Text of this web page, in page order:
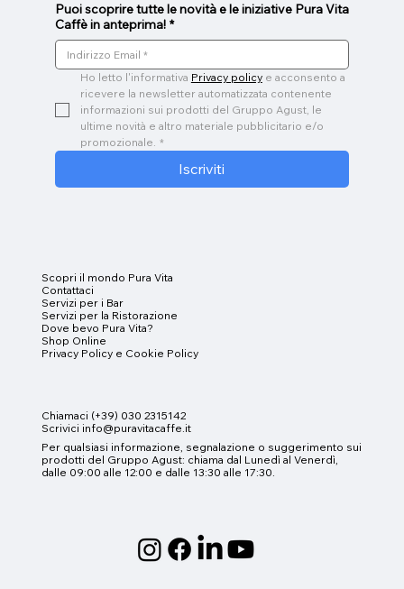
Puoi scoprire tutte le novità e le iniziative Pura Vita
Caffè in anteprima! *
Ho letto l'informativa Privacy policy e acconsento a
ricevere la newsletter automatizzata contenente
informazioni sui prodotti del Gruppo Agust, le
ultime novità e altro materiale pubblicitario e/o
promozionale. *
Iscriviti
Scopri il mondo Pura Vita
Contattaci
Servizi per i Bar
Servizi per la Ristorazione
Dove bevo Pura Vita?
Shop Online
Privacy Policy e Cookie Policy
Chiamaci (+39) 030 2315142
Scrivici info@puravitacaffe.it
Per qualsiasi informazione, segnalazione o suggerimento sui
prodotti del Gruppo Agust: chiama dal Lunedì al Venerdì,
dalle 09:00 alle 12:00 e dalle 13:30 alle 17:30.